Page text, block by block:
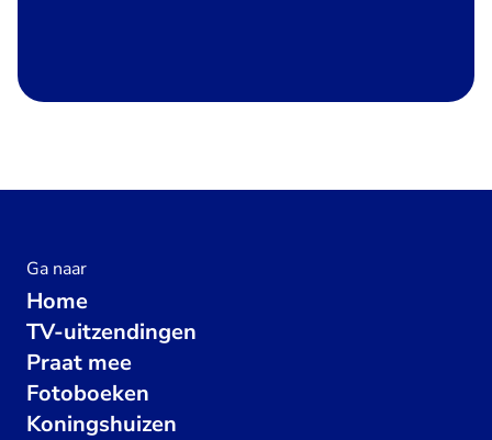
Ga naar
Home
TV-uitzendingen
Praat mee
Fotoboeken
Koningshuizen